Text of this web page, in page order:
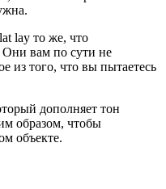
lay то же, что
Они вам по сути не
того, что вы пытаетесь
дополняет тон
образом, чтобы
объекте.